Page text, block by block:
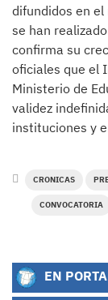
difundidos en
se han
confirma su
oficiales que el
Ministerio de
validez
instituciones y
CRONICAS
CONVOCATORIA
EN